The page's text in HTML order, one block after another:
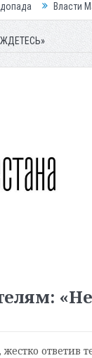
Махачкалы
ответив